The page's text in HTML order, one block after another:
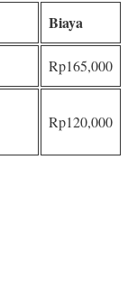
Biaya
Rp165,000
Rp120,000